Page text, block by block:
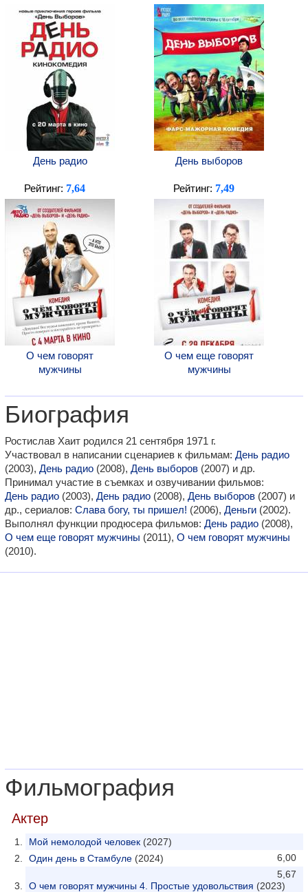
День радио День выборов
Рейтинг: 7,64
О чем говорят
мужчины
Рейтинг: 7,49
О чем еще говорят
мужчины
Биография
Ростислав Хаит родился 21 сентября 1971 г.
Участвовал в написании сценариев к фильмам: День радио
(2003), День радио (2008), День выборов (2007) и др.
Принимал участие в съемках и озвучивании фильмов:
День радио (2003), День радио (2008), День выборов (2007) и
др., сериалов: Слава богу, ты пришел! (2006), Деньги (2002).
Выполнял функции продюсера фильмов: День радио (2008),
О чем еще говорят мужчины (2011), О чем говорят мужчины
(2010).
Фильмография
Актер
Мой немолодой человек (2027)
6,00
Один день в Стамбуле (2024)
5,67
О чем говорят мужчины 4. Простые удовольствия (2023)